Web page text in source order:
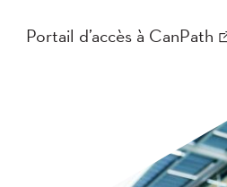
Portail d’accès à CanPath